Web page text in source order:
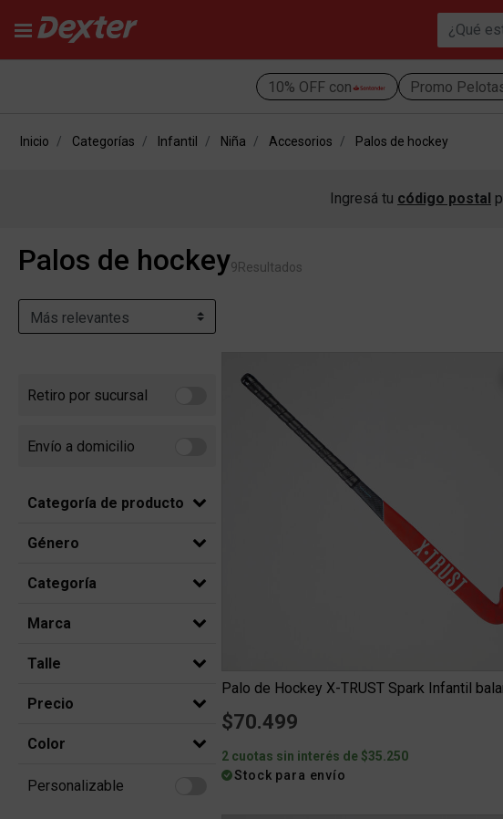
10% OFF con Promo
Inicio Categorías Infantil Niña Accesorios Palos de hockey
Ingresá tu código postal
Palos de hockey9Resultados
Retiro por sucursal
Refine by Retiro por sucursal: Retiro por sucursal
Envío a domicilio
Refine by Envío a domicilio: Envio a domicilio
Categoría de producto
Género
Categoría
Marca
Talle
Precio
Color
Personalizable
Refine by Personalizable: Personalizable
$70.499
2 cuotas sin interés de $35.250
Stock para envío